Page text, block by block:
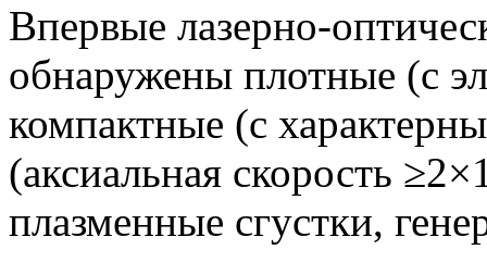
Впервые лазерно-
обнаружены плотные (с
компактные (с
(аксиальная скорость
плазменные сгустки,